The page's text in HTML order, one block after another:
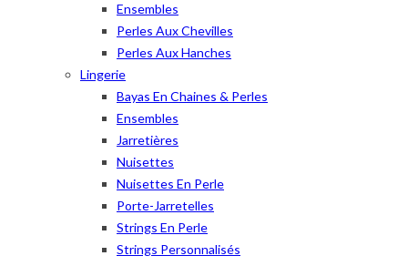
Ensembles
Perles Aux Chevilles
Perles Aux Hanches
Lingerie
Bayas En Chaines & Perles
Ensembles
Jarretières
Nuisettes
Nuisettes En Perle
Porte-Jarretelles
Strings En Perle
Strings Personnalisés